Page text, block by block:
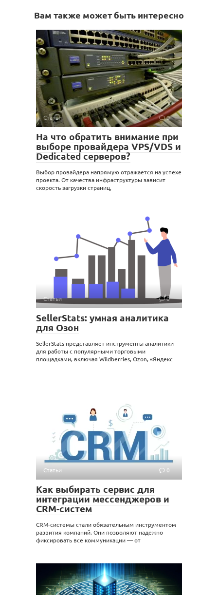
Вам также может быть интересно
Статьи 0
На что обратить внимание при
выборе провайдера VPS/VDS и
Dedicated серверов?
Выбор провайдера напрямую отражается на успехе
проекта. От качества инфраструктуры зависит
скорость загрузки страниц,
Статьи 0
SellerStats: умная аналитика
для Озон
SellerStats представляет инструменты аналитики
для работы с популярными торговыми
площадками, включая Wildberries, Ozon, «Яндекс
Статьи 0
Как выбирать сервис для
интеграции мессенджеров и
CRM-систем
CRM-системы стали обязательным инструментом
развития компаний. Они позволяют надежно
фиксировать все коммуникации — от